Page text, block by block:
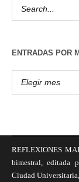
ENTRADAS POR
REFLEXIONES
bimestral, editada
Ciudad